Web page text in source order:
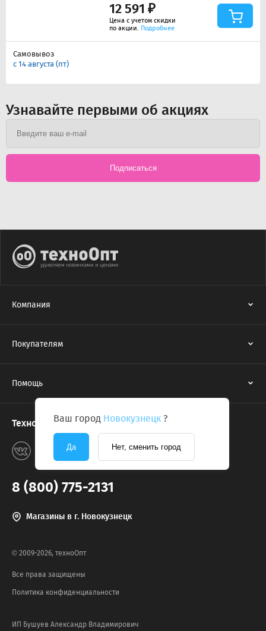
12 591 ₽
Цена с учетом скидки
по акции. Подробнее
Самовывоз
с 14 августа (пт)
Узнавайте первыми об акциях
Подписаться
Ваш город Новокузнецк ?
Да Нет, сменить город
Компания
Покупателям
Помощь
Техноопт в соцсетях
8 (800) 775-2131
Магазины в г. Новокузнецк
© 2009-2026, техноОпт
Все права защищены
Политика конфиденциальности
ИП Бушуев Александр Владимирович